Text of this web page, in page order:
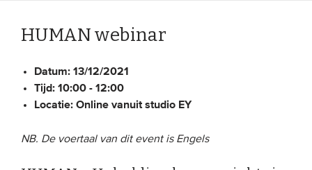
ACTUEEL
Nieuws
HUMAN webinar
Datum:13/12/2021
Tijd:10:00 - 12:00
Locatie:Online vanuit studio EY
NB. De voertaal van dit event is Engels